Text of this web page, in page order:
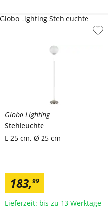
Globo Lighting
Stehleuchte
L 25 cm, Ø 25 cm
183,99
Globo Lighting Stehleuchte
Lieferzeit: bis zu 13 Werktage